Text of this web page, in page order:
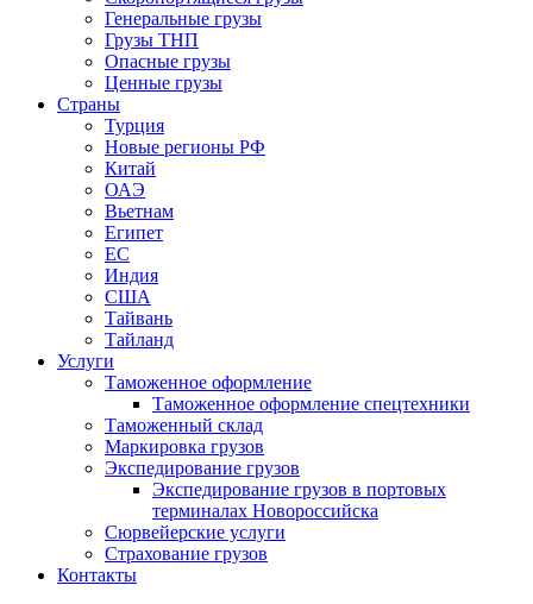
Генеральные грузы
Грузы ТНП
Опасные грузы
Ценные грузы
Страны
Турция
Новые регионы РФ
Китай
ОАЭ
Вьетнам
Египет
ЕС
Индия
США
Тайвань
Тайланд
Услуги
Таможенное оформление
Таможенное оформление спецтехники
Таможенный склад
Маркировка грузов
Экспедирование грузов
Экспедирование грузов в портовых
терминалах Новороссийска
Сюрвейерские услуги
Страхование грузов
Контакты